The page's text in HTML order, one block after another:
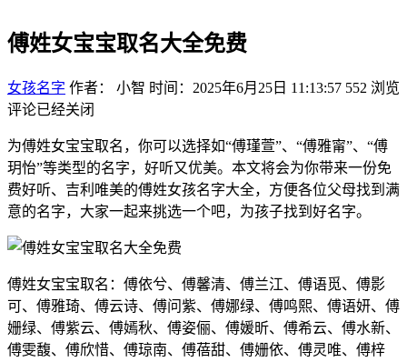
傅姓女宝宝取名大全免费
女孩名字 作者： 小智 时间：2025年6月25日 11:13:57 552 浏览
评论已经关闭
为傅姓女宝宝取名，你可以选择如“傅瑾萱”、“傅雅甯”、“傅
玥怡”等类型的名字，好听又优美。本文将会为你带来一份免
费好听、吉利唯美的傅姓女孩名字大全，方便各位父母找到满
意的名字，大家一起来挑选一个吧，为孩子找到好名字。
傅姓女宝宝取名：傅依兮、傅馨清、傅兰江、傅语觅、傅影
可、傅雅琦、傅云诗、傅问紫、傅娜绿、傅鸣熙、傅语妍、傅
姗绿、傅紫云、傅嫣秋、傅姿俪、傅媛昕、傅希云、傅水新、
傅雯馥、傅欣惜、傅琼南、傅蓓甜、傅姗依、傅灵唯、傅梓